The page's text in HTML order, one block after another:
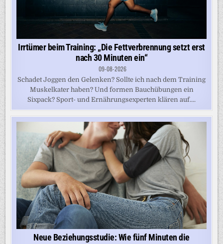
Irrtümer beim Training: „Die Fettverbrennung setzt erst
nach 30 Minuten ein“
09-08-2026
Schadet Joggen den Gelenken? Sollte ich nach dem Training
Muskelkater haben? Und formen Bauchübungen ein
Sixpack? Sport- und Ernährungsexperten klären auf....
Neue Beziehungsstudie: Wie fünf Minuten die